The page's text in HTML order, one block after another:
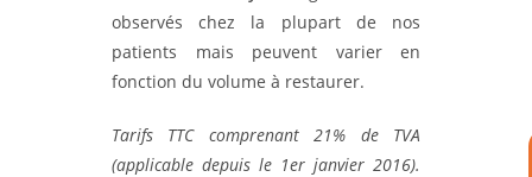
observés chez la plupart de nos
patients mais peuvent varier en
fonction du volume à restaurer.
Tarifs TTC comprenant 21% de TVA
(applicable depuis le 1er janvier 2016).